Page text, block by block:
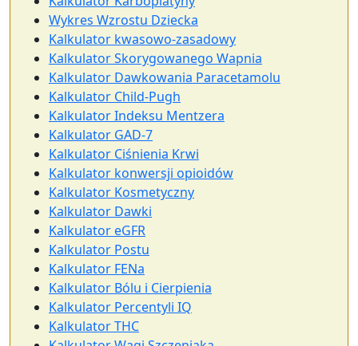
Wykres Wzrostu Dziecka
Kalkulator kwasowo-zasadowy
Kalkulator Skorygowanego Wapnia
Kalkulator Dawkowania Paracetamolu
Kalkulator Child-Pugh
Kalkulator Indeksu Mentzera
Kalkulator GAD-7
Kalkulator Ciśnienia Krwi
Kalkulator konwersji opioidów
Kalkulator Kosmetyczny
Kalkulator Dawki
Kalkulator eGFR
Kalkulator Postu
Kalkulator FENa
Kalkulator Bólu i Cierpienia
Kalkulator Percentyli IQ
Kalkulator THC